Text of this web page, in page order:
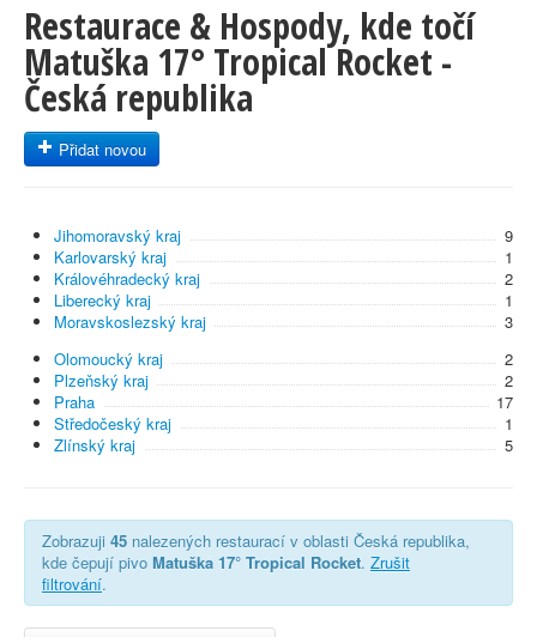
Restaurace & Hospody, kde točí
Matuška 17° Tropical Rocket -
Česká republika
Přidat novou
Jihomoravský kraj
9
Karlovarský kraj
1
Královéhradecký kraj
2
Liberecký kraj
1
Moravskoslezský kraj
3
Olomoucký kraj
2
Plzeňský kraj
2
Praha
17
Středočeský kraj
1
Zlínský kraj
5
Zobrazuji 45 nalezených restaurací v oblasti Česká republika,
kde čepují pivo Matuška 17° Tropical Rocket. Zrušit
filtrování.